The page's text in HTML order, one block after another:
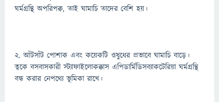
ঘর্মগ্রন্থি অপরিপক্ব, তাই ঘামাচি তাদের বেশি হয়।
২. আঁটসাঁট পোশাক এবং কয়েকটি ওষুধের প্রভাবে ঘামাচি বাড়ে।
ত্বকে বসবাসকারী স্ট্যাফাইলোকক্কাস এপিডার্মিডিসব্যাকটেরিয়া ঘর্মগ্রন্থি
বন্ধ করার নেপথ্যে ভূমিকা রাখে।